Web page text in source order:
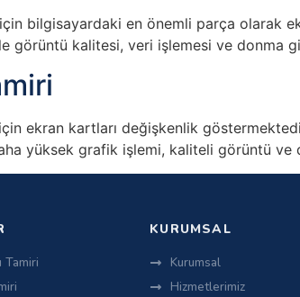
bilgisayardaki en önemli parça olarak
görüntü kalitesi, veri işlemesi ve donma
ekran kartları değişkenlik
yüksek grafik işlemi, kaliteli görüntü
Tamiri
KURUMSAL
Kurumsal
Hizmetlerimiz